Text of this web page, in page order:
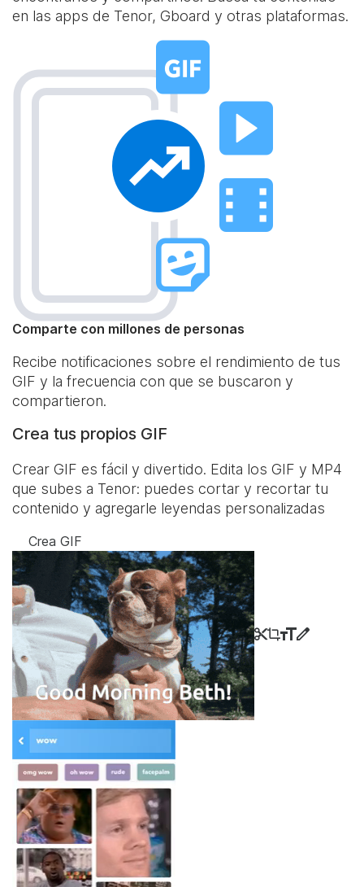
en las apps de Tenor, Gboard y otras plataformas.
Comparte con millones de personas
Recibe notificaciones sobre el rendimiento de tus
GIF y la frecuencia con que se buscaron y
compartieron.
Crea tus propios GIF
Crear GIF es fácil y divertido. Edita los GIF y MP4
que subes a Tenor: puedes cortar y recortar tu
contenido y agregarle leyendas personalizadas
Crea GIF